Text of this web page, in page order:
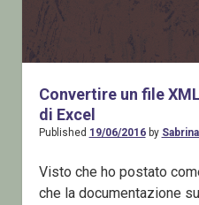
Convertire un file
di Excel
Published 19/06/2016by
Visto che ho postato
che la documentazione